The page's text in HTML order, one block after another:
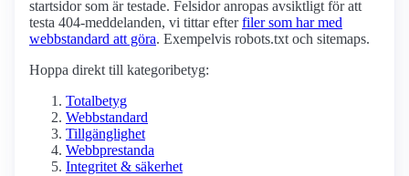
startsidor som är testade. Felsidor anropas avsiktligt för att
testa 404-meddelanden, vi tittar efterfiler som har med
webbstandard att göra. Exempelvis robots.txt och sitemaps.
Hoppa direkt till kategoribetyg:
Totalbetyg
Webbstandard
Tillgänglighet
Webbprestanda
Integritet & säkerhet